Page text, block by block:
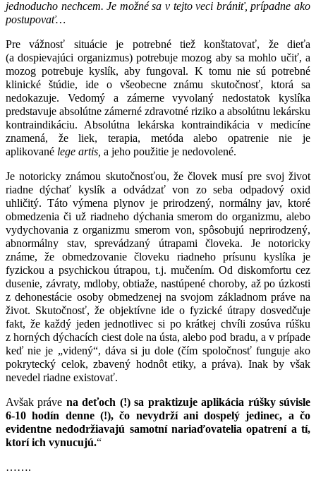
jednoducho nechcem. Je možné sa v tejto veci brániť, prípadne ako
postupovať…
Pre vážnosť situácie je potrebné tiež konštatovať, že dieťa
(a dospievajúci organizmus) potrebuje mozog aby sa mohlo učiť, a
mozog potrebuje kyslík, aby fungoval. K tomu nie sú potrebné
klinické štúdie, ide o všeobecne známu skutočnosť, ktorá sa
nedokazuje. Vedomý a zámerne vyvolaný nedostatok kyslíka
predstavuje absolútne zámerné zdravotné riziko a absolútnu lekársku
kontraindikáciu. Absolútna lekárska kontraindikácia v medicíne
znamená, že liek, terapia, metóda alebo opatrenie nie je
aplikované lege artis, a jeho použitie je nedovolené.
Je notoricky známou skutočnosťou, že človek musí pre svoj život
riadne dýchať kyslík a odvádzať von zo seba odpadový oxid
uhličitý. Táto výmena plynov je prirodzený, normálny jav, ktoré
obmedzenia či už riadneho dýchania smerom do organizmu, alebo
vydychovania z organizmu smerom von, spôsobujú neprirodzený,
abnormálny stav, sprevádzaný útrapami človeka. Je notoricky
známe, že obmedzovanie človeku riadneho prísunu kyslíka je
fyzickou a psychickou útrapou, t.j. mučením. Od diskomfortu cez
dusenie, závraty, mdloby, obtiaže, nastúpené choroby, až po úzkosti
z dehonestácie osoby obmedzenej na svojom základnom práve na
život. Skutočnosť, že objektívne ide o fyzické útrapy dosvedčuje
fakt, že každý jeden jednotlivec si po krátkej chvíli zosúva rúšku
z horných dýchacích ciest dole na ústa, alebo pod bradu, a v prípade
keď nie je „videný“, dáva si ju dole (čím spoločnosť funguje ako
pokrytecký celok, zbavený hodnôt etiky, a práva). Inak by však
nevedel riadne existovať.
Avšak práve na deťoch (!) sa praktizuje aplikácia rúšky súvisle
6-10 hodín denne (!), čo nevydrží ani dospelý jedinec, a čo
evidentne nedodržiavajú samotní nariaďovatelia opatrení a tí,
ktorí ich vynucujú.“
…….